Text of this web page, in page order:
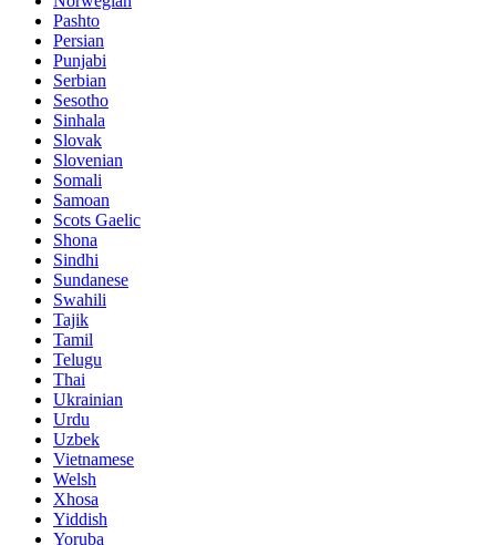
Pashto
Persian
Punjabi
Serbian
Sesotho
Sinhala
Slovak
Slovenian
Somali
Samoan
Scots Gaelic
Shona
Sindhi
Sundanese
Swahili
Tajik
Tamil
Telugu
Thai
Ukrainian
Urdu
Uzbek
Vietnamese
Welsh
Xhosa
Yiddish
Yoruba